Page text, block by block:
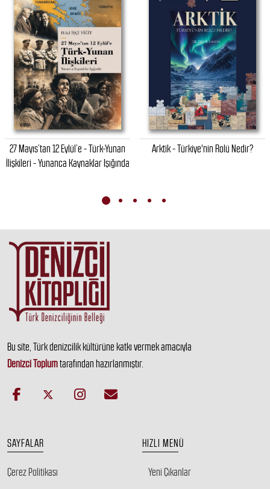
27 Mayıs’tan 12 Eylül’e - Türk-Yunan
İlişkileri - Yunanca Kaynaklar Işığında
Arktik - Türkiye'nin Rolü Nedir?
Bu site, Türk denizcilik kültürüne katkı vermek amacıyla
Denizci Toplumtarafından hazırlanmıştır.
SAYFALAR
Çerez Politikası
HIZLI MENÜ
Yeni Çıkanlar